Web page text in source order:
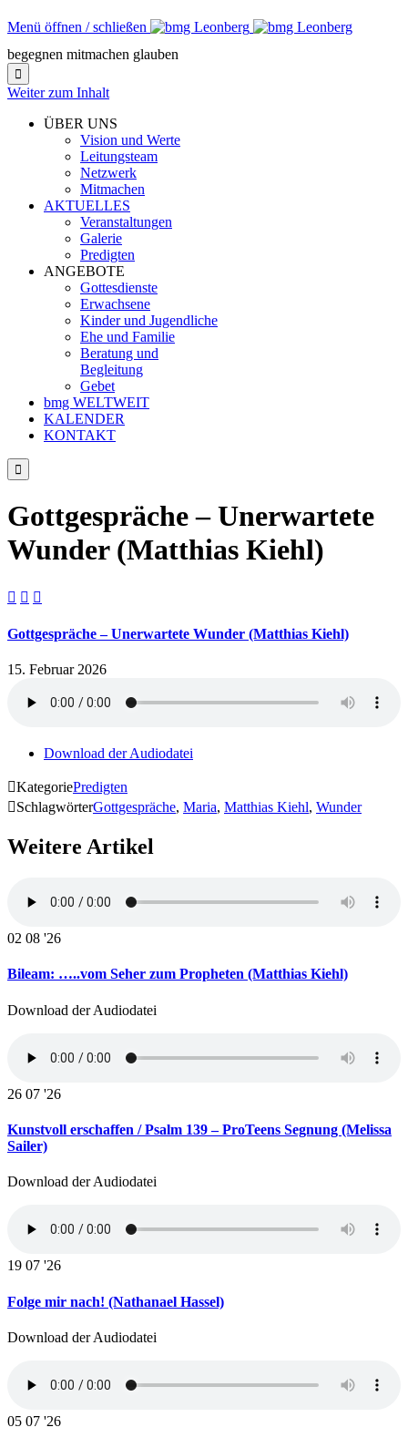
Menü öffnen / schließen
begegnen mitmachen glauben

Weiter zum Inhalt
ÜBER UNS
Vision und Werte
Leitungsteam
Netzwerk
Mitmachen
AKTUELLES
Veranstaltungen
Galerie
Predigten
ANGEBOTE
Gottesdienste
Erwachsene
Kinder und Jugendliche
Ehe und Familie
Beratung und
Begleitung
Gebet
bmg WELTWEIT
KALENDER
KONTAKT

Gottgespräche – Unerwartete
Wunder (Matthias Kiehl)
  
Gottgespräche – Unerwartete Wunder (Matthias Kiehl)
15. Februar 2026
Download der Audiodatei
KategoriePredigten
SchlagwörterGottgespräche, Maria, Matthias Kiehl, Wunder
Weitere Artikel
02 08 '26
Bileam: …..vom Seher zum Propheten (Matthias Kiehl)
Download der Audiodatei
26 07 '26
Kunstvoll erschaffen / Psalm 139 – ProTeens Segnung (Melissa
Sailer)
Download der Audiodatei
19 07 '26
Folge mir nach! (Nathanael Hassel)
Download der Audiodatei
05 07 '26